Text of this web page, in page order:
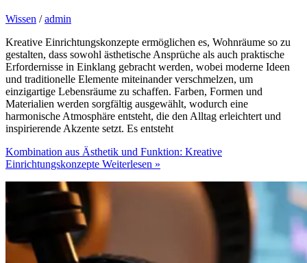
Wissen /admin
Kreative Einrichtungskonzepte ermöglichen es, Wohnräume so zu
gestalten, dass sowohl ästhetische Ansprüche als auch praktische
Erfordernisse in Einklang gebracht werden, wobei moderne Ideen
und traditionelle Elemente miteinander verschmelzen, um
einzigartige Lebensräume zu schaffen. Farben, Formen und
Materialien werden sorgfältig ausgewählt, wodurch eine
harmonische Atmosphäre entsteht, die den Alltag erleichtert und
inspirierende Akzente setzt. Es entsteht
Kombination aus Ästhetik und Funktion: Kreative
Einrichtungskonzepte Weiterlesen »